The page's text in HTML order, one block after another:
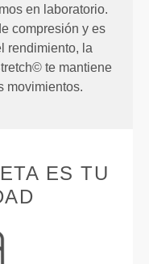
en laboratorio.
compresión y es
rendimiento, la
te mantiene
movimientos.
ES TU